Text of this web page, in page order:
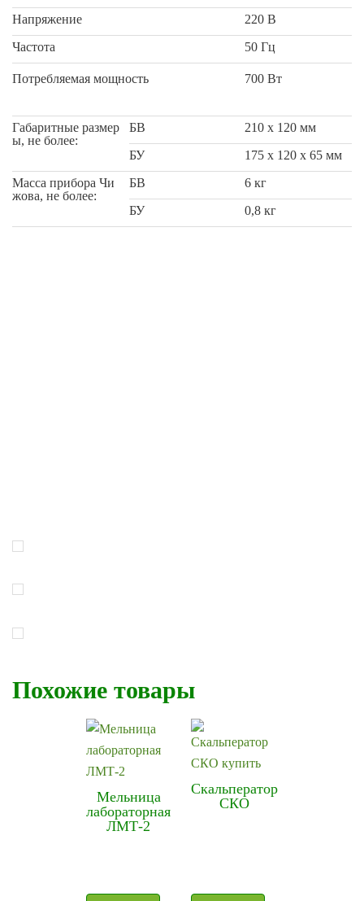
Напряжение
220 В
Частота
50 Гц
Потребляемая мощность 700 Вт
Габаритные размер
ы, не более:
БВ
210 x 120 мм
БУ
175 x 120 x 65 мм
Масса прибора Чи
жова, не более:
БВ
6 кг
БУ
0,8 кг
Похожие товары
Мельница
лабораторная
ЛМТ-2
Скальператор
СКО